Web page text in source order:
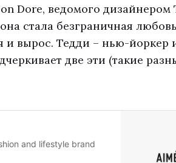
Dore, ведомого дизайнером
стала безграничная
и вырос. Тедди – нью-йоркер
две эти (такие
and lifestyle brand